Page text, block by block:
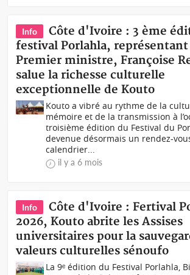
Info
Côte d'Ivoire : 3 ème
festival Porlahla,
Premier ministre, Françoise
salue la richesse culturelle
exceptionnelle de Kouto
Kouto a vibré au rythme de la
mémoire et de la transmission à
troisième édition du Festival du
devenue désormais un rendez-
calendrier...
il y a 6 mois
Info
Côte d'Ivoire : Fertival
2026, Kouto abrite les Assises
universitaires pour la
valeurs culturelles sénoufo
La 9ᵉ édition du Festival Porlahla,